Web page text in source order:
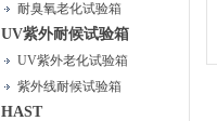
耐臭氧老化试验箱
UV紫外耐候试验箱
UV紫外老化试验箱
紫外线耐候试验箱
HAST